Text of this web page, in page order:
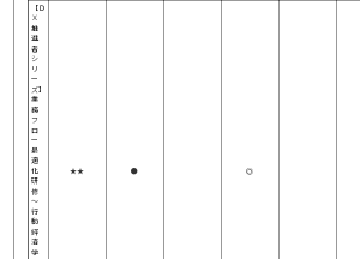
【Ｄ
Ｘ
推
進
者
シ
リ
ー
ズ】
業
務
フ
ロ
ー
最
適
化
研
修
～
行
動
経
済
学
★★ ● ◎